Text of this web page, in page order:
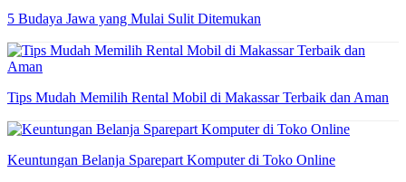
5 Budaya Jawa yang Mulai Sulit Ditemukan
Tips Mudah Memilih Rental Mobil di Makassar Terbaik dan Aman
Keuntungan Belanja Sparepart Komputer di Toko Online